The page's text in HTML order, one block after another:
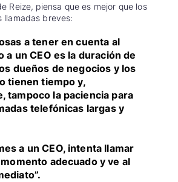
Reize, piensa que es mejor que los
llamadas breves:
a tener en cuenta al
a un CEO es la duración de
dueños de negocios y los
tienen tiempo y,
tampoco la paciencia para
telefónicas largas y
a un CEO, intenta llamar
adecuado y ve al